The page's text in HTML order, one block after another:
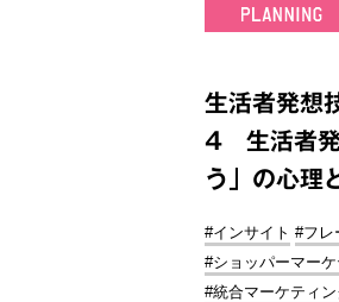
生活者発想
4 生活者発
う」の心理
#インサイト #フレ
#ショッパーマー
#統合マーケティ